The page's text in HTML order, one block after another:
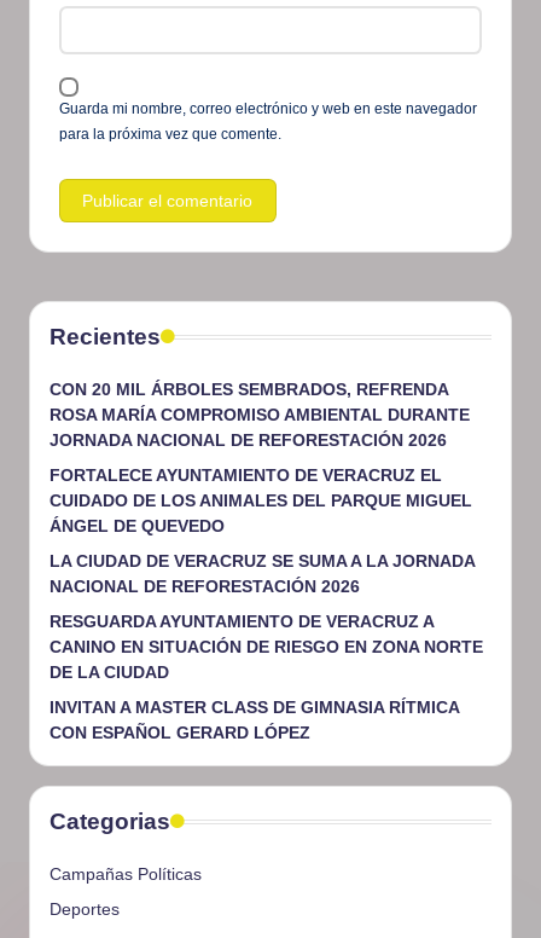
Guarda mi nombre, correo electrónico y web en este navegador
para la próxima vez que comente.
Recientes
CON 20 MIL ÁRBOLES SEMBRADOS, REFRENDA
ROSA MARÍA COMPROMISO AMBIENTAL DURANTE
JORNADA NACIONAL DE REFORESTACIÓN 2026
FORTALECE AYUNTAMIENTO DE VERACRUZ EL
CUIDADO DE LOS ANIMALES DEL PARQUE MIGUEL
ÁNGEL DE QUEVEDO
LA CIUDAD DE VERACRUZ SE SUMA A LA JORNADA
NACIONAL DE REFORESTACIÓN 2026
RESGUARDA AYUNTAMIENTO DE VERACRUZ A
CANINO EN SITUACIÓN DE RIESGO EN ZONA NORTE
DE LA CIUDAD
INVITAN A MASTER CLASS DE GIMNASIA RÍTMICA
CON ESPAÑOL GERARD LÓPEZ
Categorias
Campañas Políticas
Deportes